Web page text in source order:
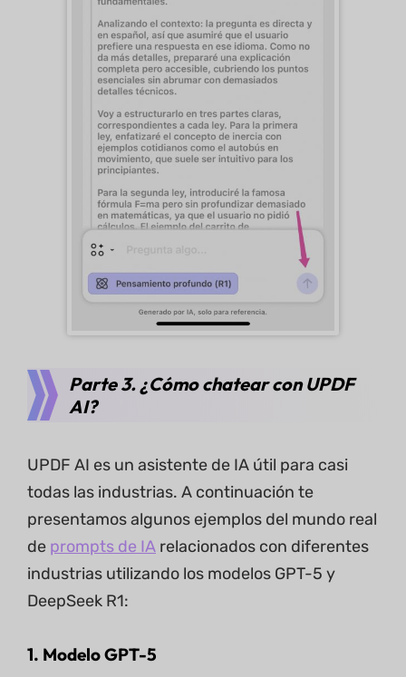
Parte 3. ¿Cómo chatear con UPDF
AI?
UPDF AI es un asistente de IA útil para casi
todas las industrias. A continuación te
presentamos algunos ejemplos del mundo real
de prompts de IA relacionados con diferentes
industrias utilizando los modelos GPT-5 y
DeepSeek R1:
1. Modelo GPT-5